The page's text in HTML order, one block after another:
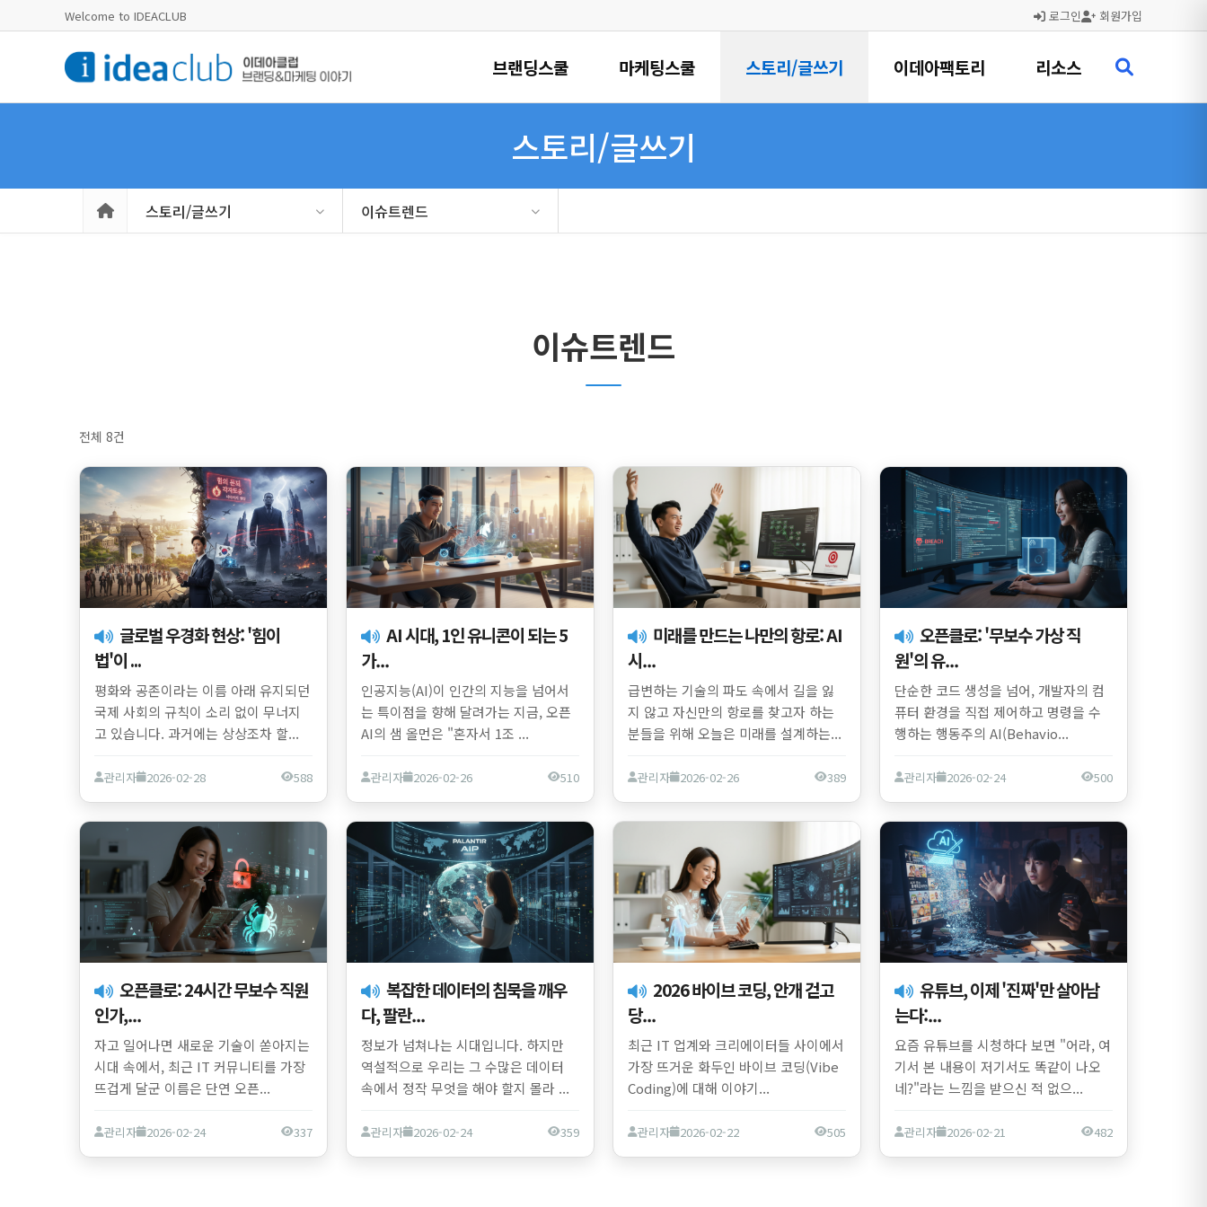
Welcome to IDEACLUB 로그인 회원가입
브랜딩스쿨 마케팅스쿨 스토리/글쓰기 이데아팩토리 리소스
스토리/글쓰기
스토리/글쓰기 이슈트렌드
이슈트렌드
전체 8건
법'이 ...
평화와 공존이라는 이름 아래 유지되던
국제 사회의 규칙이 소리 없이 무너지
고 있습니다. 과거에는 상상조차 할...
관리자 2026-02-28 588
가...
인공지능(AI)이 인간의 지능을 넘어서
는 특이점을 향해 달려가는 지금, 오픈
AI의 샘 올먼은 "혼자서 1조 ...
관리자 2026-02-26 510
시...
급변하는 기술의 파도 속에서 길을 잃
지 않고 자신만의 항로를 찾고자 하는
분들을 위해 오늘은 미래를 설계하는...
관리자 2026-02-26 389
원'의 유...
단순한 코드 생성을 넘어, 개발자의 컴
퓨터 환경을 직접 제어하고 명령을 수
행하는 행동주의 AI(Behavio...
관리자 2026-02-24 500
인가,...
자고 일어나면 새로운 기술이 쏟아지는
시대 속에서, 최근 IT 커뮤니티를 가장
뜨겁게 달군 이름은 단연 오픈...
관리자 2026-02-24 337
다, 팔란...
정보가 넘쳐나는 시대입니다. 하지만
역설적으로 우리는 그 수많은 데이터
속에서 정작 무엇을 해야 할지 몰라 ...
관리자 2026-02-24 359
당...
최근 IT 업계와 크리에이터들 사이에서
가장 뜨거운 화두인 바이브 코딩(Vibe
Coding)에 대해 이야기...
관리자 2026-02-22 505
는다:...
요즘 유튜브를 시청하다 보면 "어라, 여
기서 본 내용이 저기서도 똑같이 나오
네?"라는 느낌을 받으신 적 없으...
관리자 2026-02-21 482